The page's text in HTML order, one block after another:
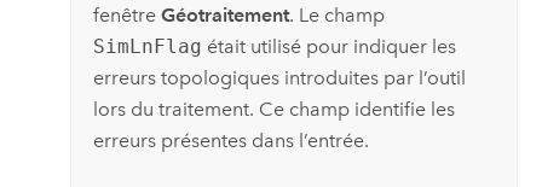
fenêtre Géotraitement. Le champ
SimLnFlag était utilisé pour indiquer les
erreurs topologiques introduites par l’outil
lors du traitement. Ce champ identifie les
erreurs présentes dans l’entrée.